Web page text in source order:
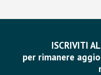
ISCRIVITI
per rimanere